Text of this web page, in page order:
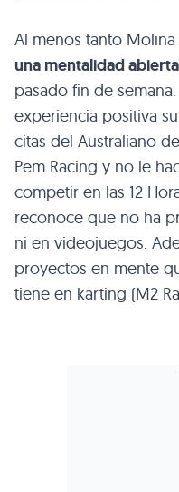
Al menos tanto
una mentalidad abierta
pasado fin de
experiencia positiva
citas del Australiano
Pem Racing y no le
competir en las 12
reconoce que no ha
ni en videojuegos.
proyectos en mente
tiene en karting (M2